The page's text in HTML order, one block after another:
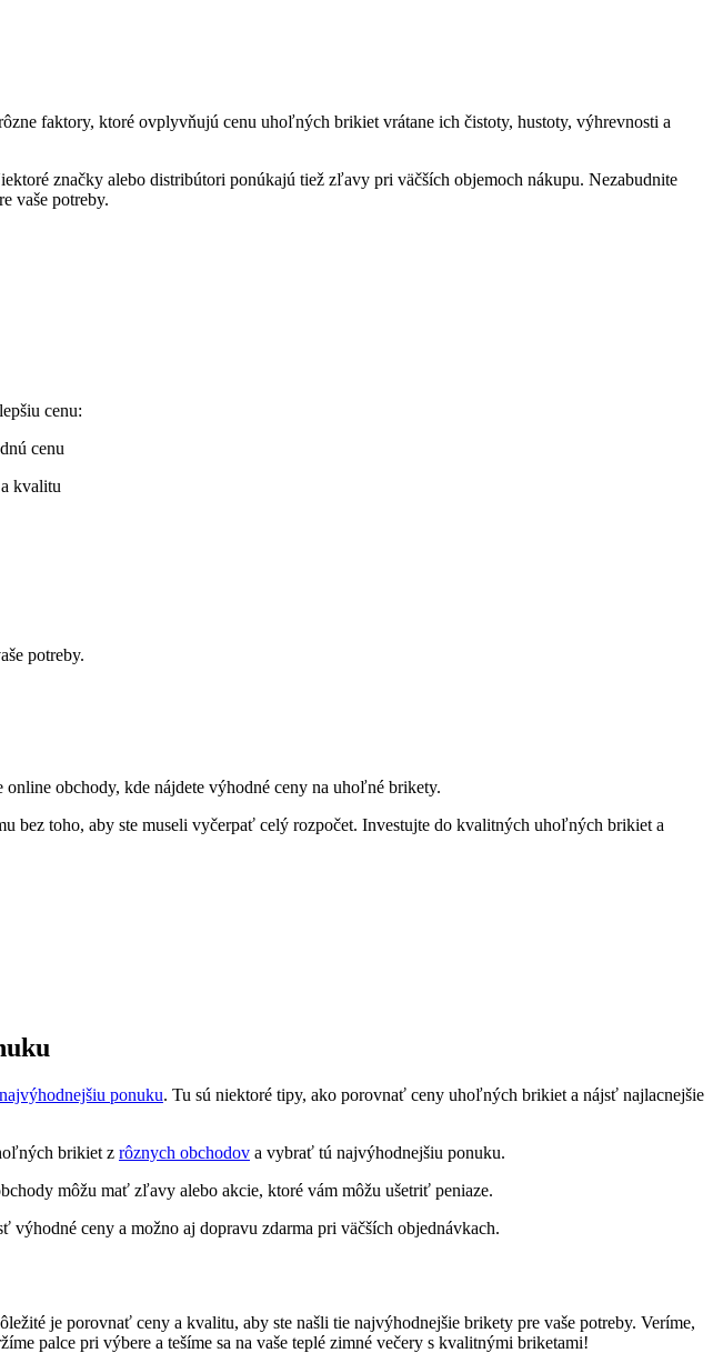
faktory, ktoré ovplyvňujú cenu‍ uhoľných brikiet vrátane⁣ ich čistoty, hustoty, výhrevnosti a⁢
značky alebo distribútori ‌ponúkajú tiež zľavy pri väčších‌ objemoch nákupu. Nezabudnite
vaše‍ potreby.
cenu:
cenu
kvalitu
potreby.
obchody, kde ‌nájdete výhodné ceny na uhoľné brikety.
bez toho, aby ste museli vyčerpať celý rozpočet. Investujte do kvalitných uhoľných brikiet a​
ponuku. Tu sú niektoré​ tipy, ako porovnať ⁣ceny⁢ uhoľných brikiet ​a nájsť najlacnejšie
​brikiet z rôznych obchodov a vybrať tú najvýhodnejšiu ponuku.
môžu mať zľavy​ alebo akcie,⁢ ktoré vám môžu ušetriť peniaze.
ceny a ‍možno​ aj dopravu⁣ zdarma pri väčších‌ objednávkach.
je porovnať ceny a kvalitu, aby ste našli tie najvýhodnejšie brikety pre vaše potreby. Veríme,
palce pri výbere ⁤a‍ tešíme ‍sa na vaše teplé zimné večery s kvalitnými briketami!